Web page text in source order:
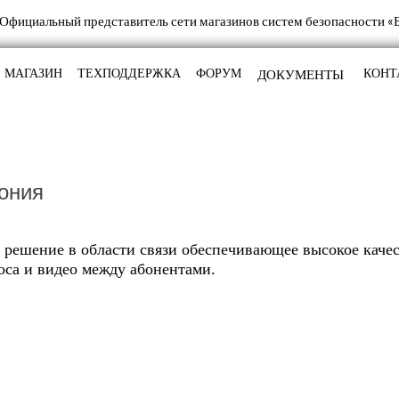
МАГАЗИН ТЕХПОДДЕРЖКА ФОРУМ
в области связи обеспечивающее высокое
и видео между абонентами.